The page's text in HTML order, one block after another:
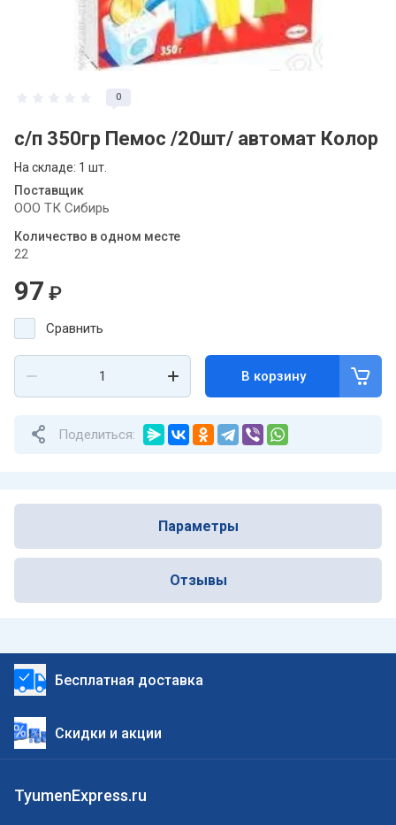
0
с/п 350гр Пемос /20шт/ автомат Колор
На складе: 1 шт.
Поставщик
ООО ТК Сибирь
Количество в одном месте
22
97 ₽
Сравнить
В корзину
Поделиться:
Параметры
Отзывы
Бесплатная доставка
Скидки и акции
TyumenExpress.ru